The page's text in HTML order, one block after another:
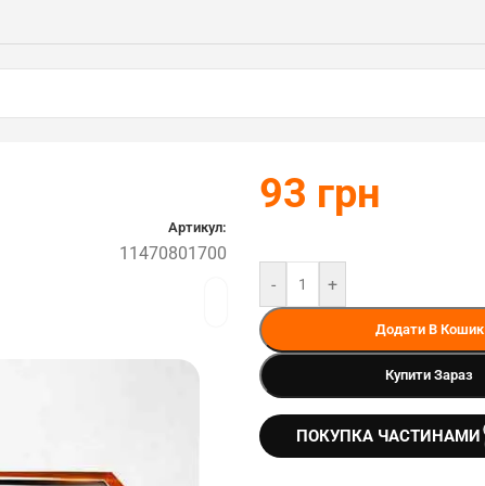
Артикул:
11470801700
93 грн
- +
Додати В Кошик
Купити Зараз
ПОКУПКА ЧАСТИНАМИ